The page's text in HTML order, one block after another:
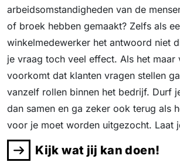
arbeidsomstandigheden van de
of broek hebben gemaakt? Zelfs als
winkelmedewerker het antwoord niet
je vraag toch veel effect. Als het maar
voorkomt dat klanten vragen stellen
vanzelf rollen binnen het bedrijf. Durf
dan samen en ga zeker ook terug als
voor je moet worden uitgezocht. Laat
Kijk wat jij kan doen!